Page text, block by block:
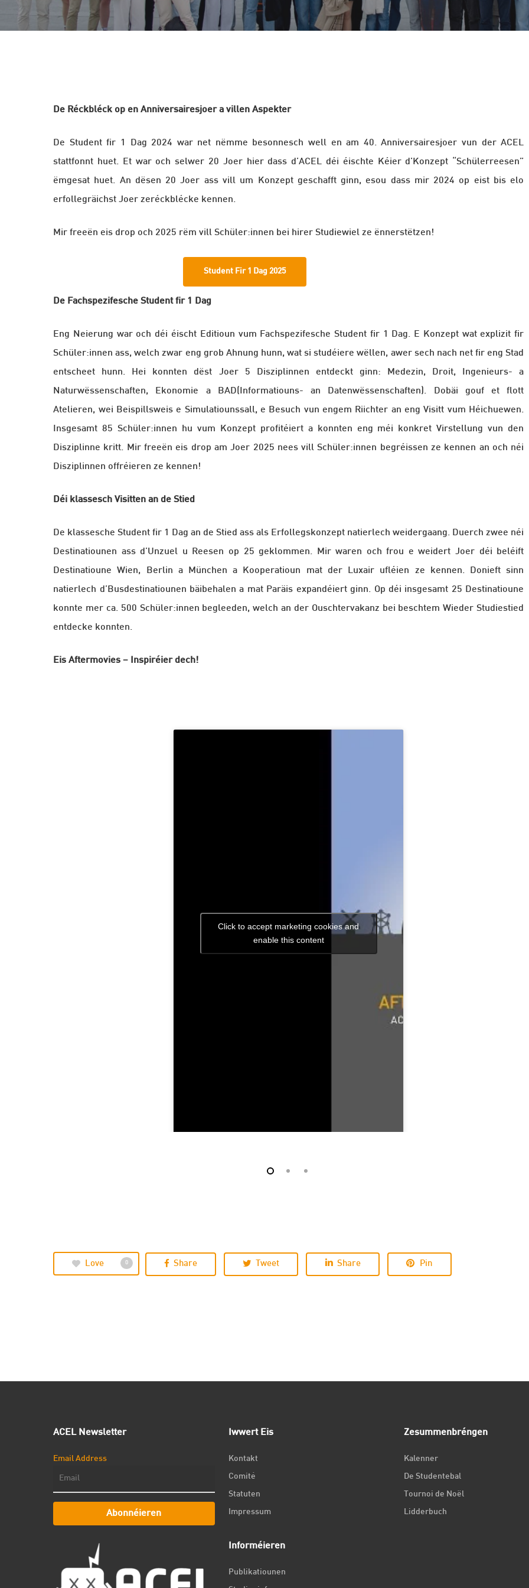
De Réckbléck op en Anniversairesjoer a villen Aspekter
De Student fir 1 Dag 2024 war net nëmme besonnesch well en am 40. Anniversairesjoer vun der ACEL
stattfonnt huet. Et war och selwer 20 Joer hier dass d’ACEL déi éischte Kéier d’Konzept “Schülerreesen”
ëmgesat huet. An dësen 20 Joer ass vill um Konzept geschafft ginn, esou dass mir 2024 op eist bis elo
erfollegräichst Joer zeréckblécke kennen.
Mir freeën eis drop och 2025 rëm vill Schüler:innen bei hirer Studiewiel ze ënnerstëtzen!
Student Fir 1 Dag 2025
De Fachspezifesche Student fir 1 Dag
Eng Neierung war och déi éischt Editioun vum Fachspezifesche Student fir 1 Dag. E Konzept wat explizit fir
Schüler:innen ass, welch zwar eng grob Ahnung hunn, wat si studéiere wëllen, awer sech nach net fir eng Stad
entscheet hunn. Hei konnten dëst Joer 5 Disziplinnen entdeckt ginn: Medezin, Droit, Ingenieurs- a
Naturwëssenschaften, Ekonomie a BAD(Informatiouns- an Datenwëssenschaften). Dobäi gouf et flott
Atelieren, wei Beispillsweis e Simulatiounssall, e Besuch vun engem Riichter an eng Visitt vum Héichuewen.
Insgesamt 85 Schüler:innen hu vum Konzept profitéiert a konnten eng méi konkret Virstellung vun den
Disziplinne kritt. Mir freeën eis drop am Joer 2025 nees vill Schüler:innen begréissen ze kennen an och néi
Disziplinnen offréieren ze kennen!
Déi klassesch Visitten an de Stied
De klassesche Student fir 1 Dag an de Stied ass als Erfollegskonzept natierlech weidergaang. Duerch zwee néi
Destinatiounen ass d’Unzuel u Reesen op 25 geklommen. Mir waren och frou e weidert Joer déi beléift
Destinatioune Wien, Berlin a München a Kooperatioun mat der Luxair ufléien ze kennen. Donieft sinn
natierlech d’Busdestinatiounen bäibehalen a mat Paräis expandéiert ginn. Op déi insgesamt 25 Destinatioune
konnte mer ca. 500 Schüler:innen begleeden, welch an der Ouschtervakanz bei beschtem Wieder Studiestied
entdecke konnten.
Eis Aftermovies – Inspiréier dech!
Click to accept marketing cookies and
enable this content
Love 0 Share Tweet Share Pin
ACEL Newsletter
Email Address
Abonnéieren
Iwwert Eis
Kontakt
Comité
Statuten
Impressum
Informéieren
Publikatiounen
Zesummenbréngen
Kalenner
De Studentebal
Tournoi de Noël
Lidderbuch